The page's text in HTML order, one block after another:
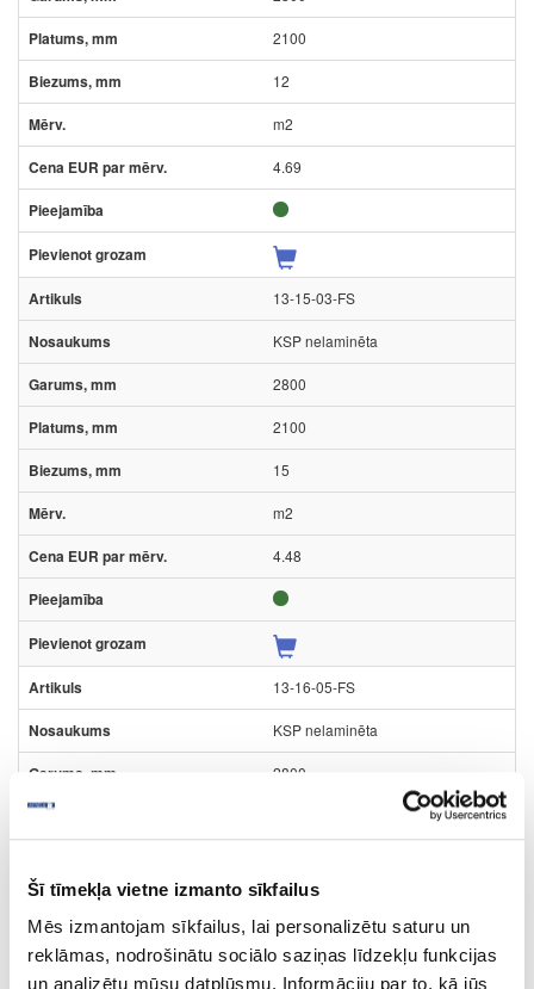
Šī tīmekļa vietne izmanto sīkfailus
Mēs izmantojam sīkfailus, lai personalizētu saturu un
reklāmas, nodrošinātu sociālo saziņas līdzekļu funkcijas
un analizētu mūsu datplūsmu. Informāciju par to, kā jūs
2100
12
m2
4.69
13-15-03-FS
KSP nelaminēta
2800
2100
15
m2
4.48
13-16-05-FS
KSP nelaminēta
2800
m2